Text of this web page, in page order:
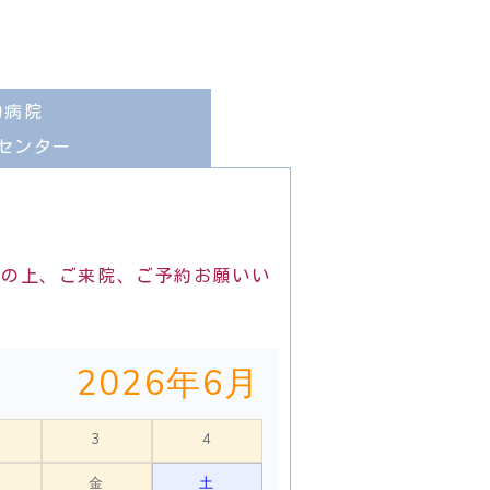
院
ンター
上、ご来院、ご予約お願いい
2026年6月
3 4
金 土